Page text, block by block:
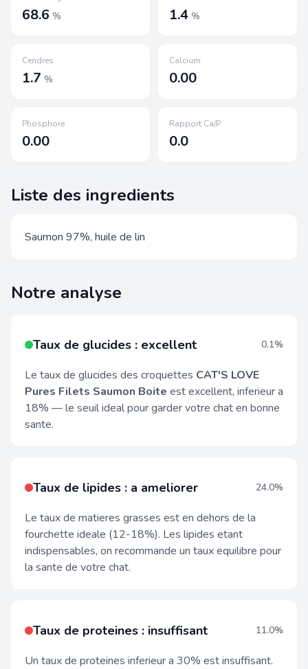
68.6 % 1.4 %
Cendres
1.7 %
Calcium
0.00
Phosphore
0.00
Rapport Ca/P
0.0
Liste des ingredients
Saumon 97%, huile de lin
Notre analyse
Taux de glucides : excellent 0.1%
Le taux de glucides des croquettes CAT'S LOVE
Pures Filets Saumon Boite est excellent, inferieur a
18% — le seuil ideal pour garder votre chat en bonne
sante.
Taux de lipides : a ameliorer 24.0%
Le taux de matieres grasses est en dehors de la
fourchette ideale (12-18%). Les lipides etant
indispensables, on recommande un taux equilibre pour
la sante de votre chat.
Taux de proteines : insuffisant 11.0%
Un taux de proteines inferieur a 30% est insuffisant.